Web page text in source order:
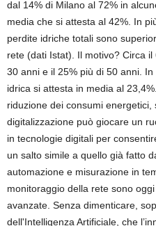
dal 14% di Milano al 72% in
media che si attesta al 42%. In
perdite idriche totali sono
rete (dati Istat). Il motivo? Circa
30 anni e il 25% più di 50 anni.
idrica si attesta in media al
riduzione dei consumi
digitalizzazione può giocare un
in tecnologie digitali per
un salto simile a quello già fatto
automazione e misurazione in
monitoraggio della rete sono
avanzate. Senza dimenticare,
dell'Intelligenza Artificiale, che